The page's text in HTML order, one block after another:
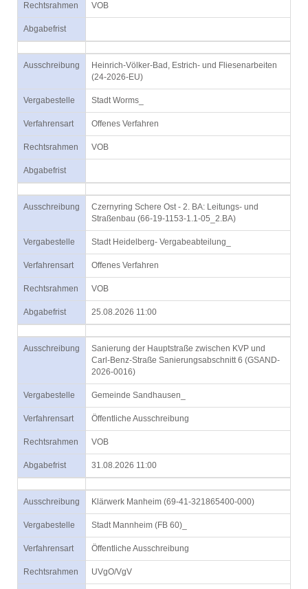
Rechtsrahmen VOB
Abgabefrist
Ausschreibung
Heinrich-Völker-Bad, Estrich- und Fliesenarbeiten
(24-2026-EU)
Vergabestelle Stadt Worms_
Verfahrensart Offenes Verfahren
Rechtsrahmen VOB
Abgabefrist
Ausschreibung
Czernyring Schere Ost - 2. BA: Leitungs- und
Straßenbau (66-19-1153-1.1-05_2.BA)
Vergabestelle Stadt Heidelberg- Vergabeabteilung_
Verfahrensart Offenes Verfahren
Rechtsrahmen VOB
Abgabefrist 25.08.2026 11:00
Ausschreibung
Sanierung der Hauptstraße zwischen KVP und
Carl-Benz-Straße Sanierungsabschnitt 6 (GSAND-
2026-0016)
Vergabestelle Gemeinde Sandhausen_
Verfahrensart Öffentliche Ausschreibung
Rechtsrahmen VOB
Abgabefrist 31.08.2026 11:00
Ausschreibung Klärwerk Manheim (69-41-321865400-000)
Vergabestelle Stadt Mannheim (FB 60)_
Verfahrensart Öffentliche Ausschreibung
Rechtsrahmen UVgO/VgV